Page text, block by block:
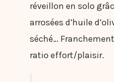
réveillon en solo
arrosées d’huile
séché…
ratio effort/plaisir.